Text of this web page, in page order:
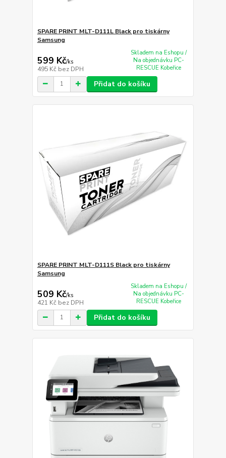
SPARE PRINT MLT-D111L Black pro tiskárny
Samsung
599 Kč/ks
495 Kč bez DPH
Skladem na Eshopu /
Na objednávku PC-
RESCUE Kobeřice
Přidat do košíku
SPARE PRINT MLT-D111S Black pro tiskárny
Samsung
509 Kč/ks
421 Kč bez DPH
Skladem na Eshopu /
Na objednávku PC-
RESCUE Kobeřice
Přidat do košíku